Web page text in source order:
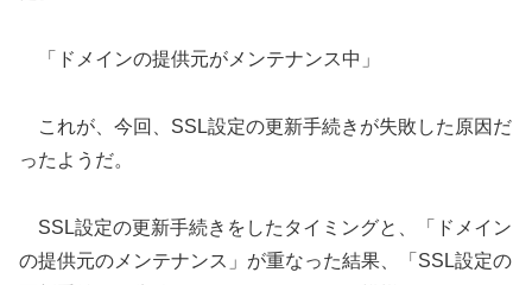
「ドメインの提供元がメンテナンス中」
これが、今回、SSL設定の更新手続きが失敗した原因だ
ったようだ。
SSL設定の更新手続きをしたタイミングと、「ドメイン
の提供元のメンテナンス」が重なった結果、「SSL設定の